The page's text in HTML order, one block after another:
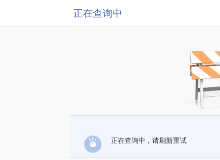
正在查询中
正在查询中，请刷新重试